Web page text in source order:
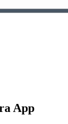
App